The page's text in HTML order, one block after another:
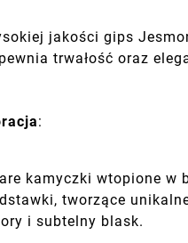
jakości gips
trwałość oraz
:
kamyczki wtopione w
tworzące
i subtelny blask.